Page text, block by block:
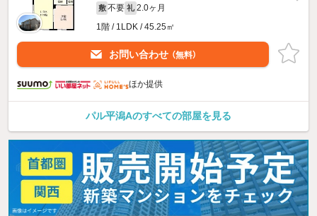
敷 不要 礼 2.0ヶ月
1階 / 1LDK / 45.25㎡
お問い合わせ （無料）
ほか提供
パル平潟Aのすべての部屋を見る